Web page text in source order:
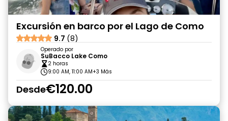
Excursión en barco por el Lago de Como
9.7 (8)
Operado por
SuBacco Lake Como
2 horas
9:00 AM, 11:00 AM+3 Más
Desde€120.00